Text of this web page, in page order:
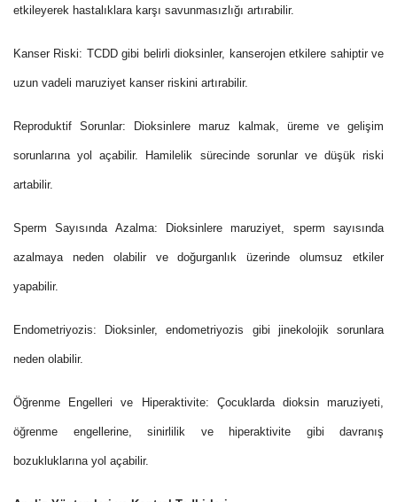
etkileyerek hastalıklara karşı savunmasızlığı artırabilir.
Kanser Riski: TCDD gibi belirli dioksinler, kanserojen etkilere sahiptir ve
uzun vadeli maruziyet kanser riskini artırabilir.
Reproduktif Sorunlar: Dioksinlere maruz kalmak, üreme ve gelişim
sorunlarına yol açabilir. Hamilelik sürecinde sorunlar ve düşük riski
artabilir.
Sperm Sayısında Azalma: Dioksinlere maruziyet, sperm sayısında
azalmaya neden olabilir ve doğurganlık üzerinde olumsuz etkiler
yapabilir.
Endometriyozis: Dioksinler, endometriyozis gibi jinekolojik sorunlara
neden olabilir.
Öğrenme Engelleri ve Hiperaktivite: Çocuklarda dioksin maruziyeti,
öğrenme engellerine, sinirlilik ve hiperaktivite gibi davranış
bozukluklarına yol açabilir.